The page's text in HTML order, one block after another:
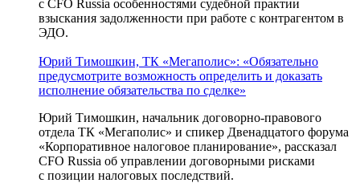
с CFO Russia особенностями судебной практии
взыскания задолженности при работе с контрагентом в
ЭДО.
Юрий Тимошкин, ТК «Мегаполис»: «Обязательно
предусмотрите возможность определить и доказать
исполнение обязательства по сделке»
Юрий Тимошкин, начальник договорно-правового
отдела ТК «Мегаполис» и спикер Двенадцатого форума
«Корпоративное налоговое планирование», рассказал
CFO Russia об управлении договорными рисками
с позиции налоговых последствий.